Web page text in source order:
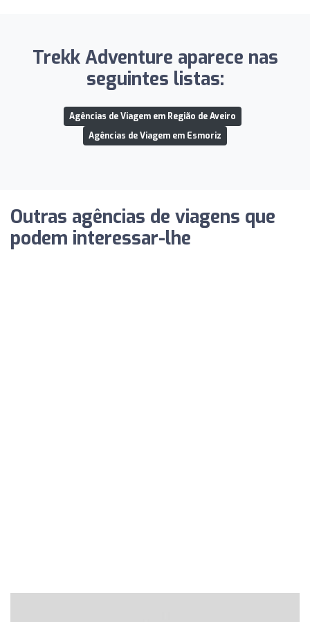
Trekk Adventure aparece nas
seguintes listas:
Agências de Viagem em Região de Aveiro
Agências de Viagem em Esmoriz
Outras agências de viagens que
podem interessar-lhe